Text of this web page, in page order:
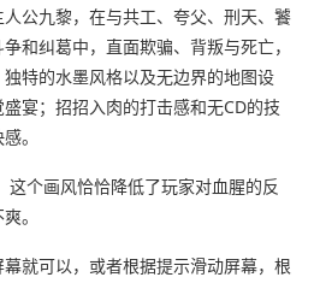
公九黎，在与共工、夸父、刑天、饕
和纠葛中，直面欺骗、背叛与死亡，
特的水墨风格以及无边界的地图设
宴；招招入肉的打击感和无CD的技
。
这个画风恰恰降低了玩家对血腥的反
。
就可以，或者根据提示滑动屏幕，根